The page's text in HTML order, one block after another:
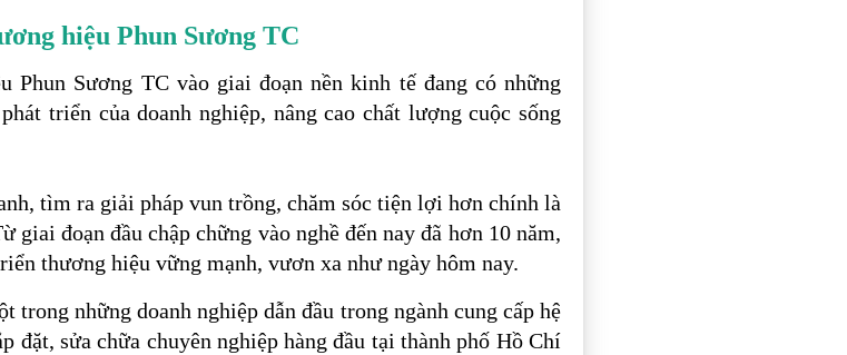
hiệu Phun Sương TC
Phun Sương TC vào giai đoạn nền kinh tế đang có những
triển của doanh nghiệp, nâng cao chất lượng cuộc sống
tìm ra giải pháp vun trồng, chăm sóc tiện lợi hơn chính là
giai đoạn đầu chập chững vào nghề đến nay đã hơn 10 năm,
thương hiệu vững mạnh, vươn xa như ngày hôm nay.
trong những doanh nghiệp dẫn đầu trong ngành cung cấp hệ
đặt, sửa chữa chuyên nghiệp hàng đầu tại thành phố Hồ Chí